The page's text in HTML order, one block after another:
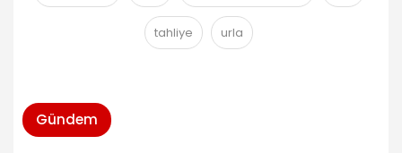
tahliye urla
Gündem